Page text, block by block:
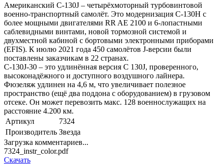
Американский C-130J – четырёхмоторный турбовинтовой
военно-транспортный самолёт. Это модернизация C-130H с
более мощными двигателями RR AE 2100 и 6-лопастными
саблевидными винтами, новой тормозной системой и
двухместной кабиной с бортовыми электронными приборами
(EFIS). К июлю 2021 года 450 самолётов J-версии были
поставлены заказчикам в 22 странах.
C-130J-30 – это удлинённая версия C 130J, проверенного,
высоконадёжного и доступного воздушного лайнера.
Фюзеляж удлинен на 4,6 м, что увеличивает полезное
пространство (ещё два поддона с оборудованием) в грузовом
отсеке. Он может перевозить макс. 128 военнослужащих на
расстояние 4.200 км.
Артикул
7324
Производитель Звезда
Загрузка комментариев...
7324_instr_color.pdf
Скачать